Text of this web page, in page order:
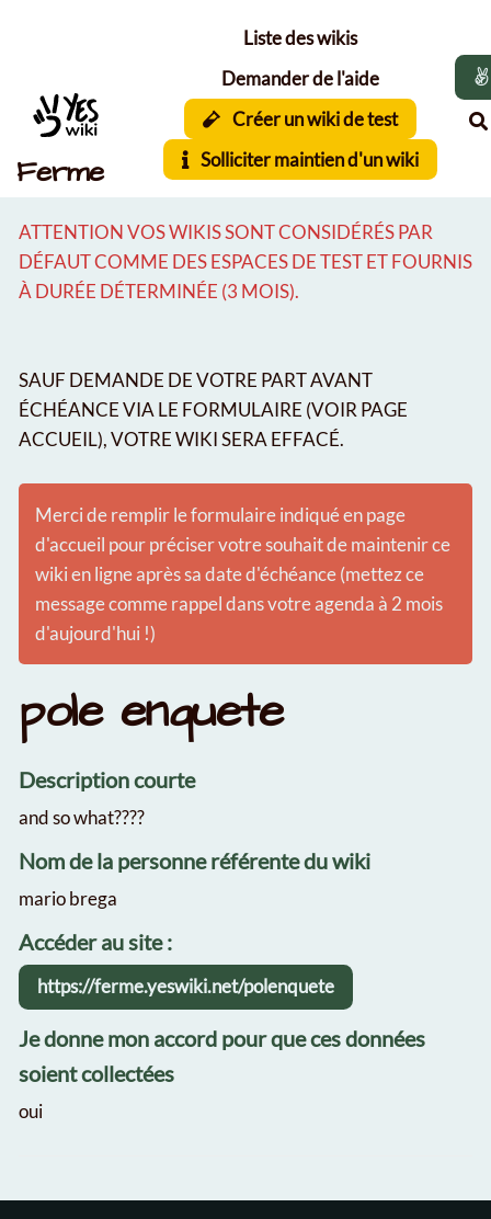
Ferme
Liste des wikis
Demander de l'aide
Créer un wiki de test
Solliciter maintien d'un wiki
ATTENTION VOS WIKIS SONT CONSIDÉRÉS PAR
DÉFAUT COMME DES ESPACES DE TEST ET FOURNIS
À DURÉE DÉTERMINÉE (3 MOIS).
SAUF DEMANDE DE VOTRE PART AVANT
ÉCHÉANCE VIA LE FORMULAIRE (VOIR PAGE
ACCUEIL), VOTRE WIKI SERA EFFACÉ.
Merci de remplir le formulaire indiqué en page
d'accueil pour préciser votre souhait de maintenir ce
wiki en ligne après sa date d'échéance (mettez ce
message comme rappel dans votre agenda à 2 mois
d'aujourd'hui !)
pole enquete
Description courte
and so what????
Nom de la personne référente du wiki
mario brega
Accéder au site :
https://ferme.yeswiki.net/polenquete
Je donne mon accord pour que ces données
soient collectées
oui